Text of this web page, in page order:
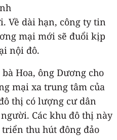
Về dài hạn, công ty tin
mại mới sẽ đuổi kịp
nội đô.
Hoa, ông Dương cho
mại xa trung tâm của
thị có lượng cư dân
Các khu đô thị này
thu hút đông đảo